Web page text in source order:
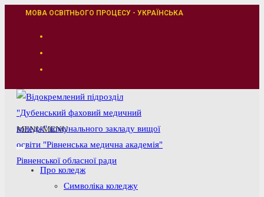
ПерейтиМОВА ОСВІТНЬОГО ПРОЦЕСУ - УКРАЇНСЬКА
MENUMENU
Про коледж
Символіка коледжу